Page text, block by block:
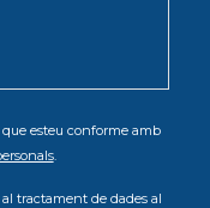
esteu conforme amb
.
tractament de dades al